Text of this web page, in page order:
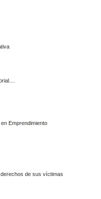
Emprendimiento
de sus víctimas